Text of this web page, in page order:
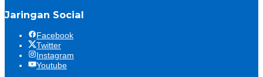
Jaringan Social
Facebook
Twitter
Instagram
Youtube